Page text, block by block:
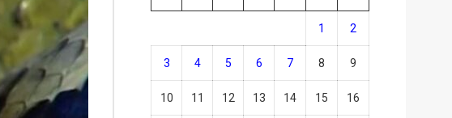
1 2
3 4 5 6 7 8 9
10 11 12 13 14 15 16